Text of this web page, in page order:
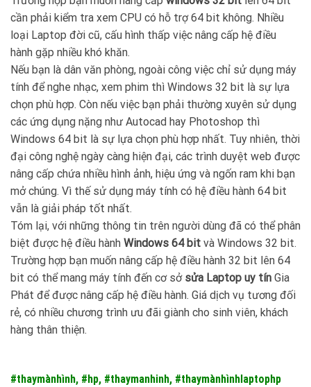
cần phải kiểm tra xem CPU có hỗ trợ 64 bit không. Nhiều
loại Laptop đời cũ, cấu hình thấp việc nâng cấp hệ điều
hành gặp nhiều khó khăn.
Nếu bạn là dân văn phòng, ngoài công việc chỉ sử dụng máy
tính để nghe nhạc, xem phim thì Windows 32 bit là sự lựa
chọn phù hợp. Còn nếu việc bạn phải thường xuyên sử dụng
các ứng dụng nặng như Autocad hay Photoshop thì
Windows 64 bit là sự lựa chọn phù hợp nhất. Tuy nhiên, thời
đại công nghệ ngày càng hiện đại, các trình duyệt web được
nâng cấp chứa nhiều hình ảnh, hiệu ứng và ngốn ram khi bạn
mở chúng. Vì thế sử dụng máy tính có hệ điều hành 64 bit
vẫn là giải pháp tốt nhất.
Tóm lại, với những thông tin trên người dùng đã có thể phân
biệt được hệ điều hành Windows 64 bit và Windows 32 bit.
Trường hợp bạn muốn nâng cấp hệ điều hành 32 bit lên 64
bit có thể mang máy tính đến cơ sở sửa Laptop uy tín Gia
Phát để được nâng cấp hệ điều hành. Giá dịch vụ tương đối
rẻ, có nhiều chương trình ưu đãi giành cho sinh viên, khách
hàng thân thiện.
#thaymànhình, #hp, #thaymanhinh, #thaymànhìnhlaptophp